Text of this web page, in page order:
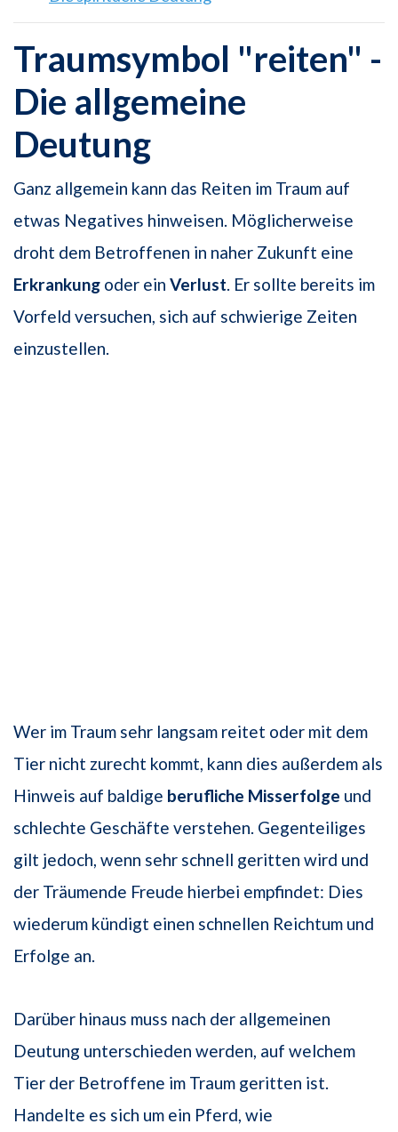
Traumsymbol "reiten" -
Die allgemeine
Deutung
Ganz allgemein kann das Reiten im Traum auf
etwas Negatives hinweisen. Möglicherweise
droht dem Betroffenen in naher Zukunft eine
Erkrankung oder ein Verlust. Er sollte bereits im
Vorfeld versuchen, sich auf schwierige Zeiten
einzustellen.
Wer im Traum sehr langsam reitet oder mit dem
Tier nicht zurecht kommt, kann dies außerdem als
Hinweis auf baldige berufliche Misserfolge und
schlechte Geschäfte verstehen. Gegenteiliges
gilt jedoch, wenn sehr schnell geritten wird und
der Träumende Freude hierbei empfindet: Dies
wiederum kündigt einen schnellen Reichtum und
Erfolge an.
Darüber hinaus muss nach der allgemeinen
Deutung unterschieden werden, auf welchem
Tier der Betroffene im Traum geritten ist.
Handelte es sich um ein Pferd, wie